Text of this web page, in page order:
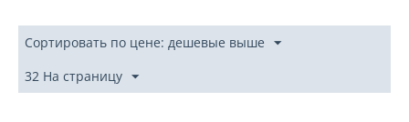
Сортировать по цене: дешевые выше
32 На страницу